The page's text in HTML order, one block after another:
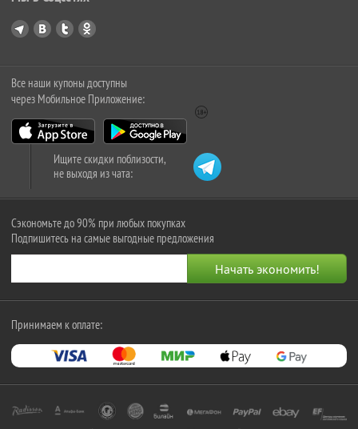
Все наши купоны доступны
через Мобильное Приложение:
Ищите скидки поблизости,
не выходя из чата:
Сэкономьте до 90% при любых покупках
Подпишитесь на самые выгодные предложения
Принимаем к оплате: